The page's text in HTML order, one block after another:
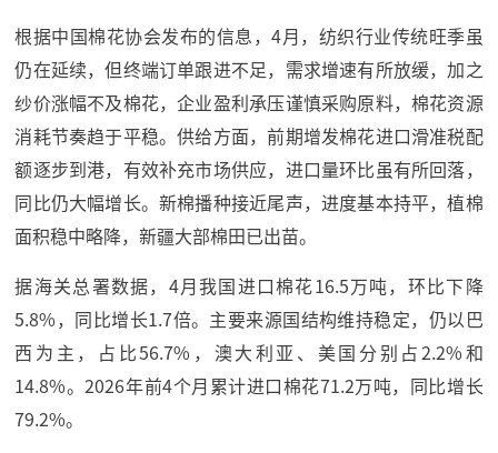
根据中国棉花协会发布的信息，4月，纺织行业传统旺季虽
仍在延续，但终端订单跟进不足，需求增速有所放缓，加之
纱价涨幅不及棉花，企业盈利承压谨慎采购原料，棉花资源
消耗节奏趋于平稳。供给方面，前期增发棉花进口滑准税配
额逐步到港，有效补充市场供应，进口量环比虽有所回落，
同比仍大幅增长。新棉播种接近尾声，进度基本持平，植棉
面积稳中略降，新疆大部棉田已出苗。
据海关总署数据，4月我国进口棉花16.5万吨，环比下降
5.8%，同比增长1.7倍。主要来源国结构维持稳定，仍以巴
西为主，占比56.7%，澳大利亚、美国分别占2.2%和
14.8%。2026年前4个月累计进口棉花71.2万吨，同比增长
79.2%。